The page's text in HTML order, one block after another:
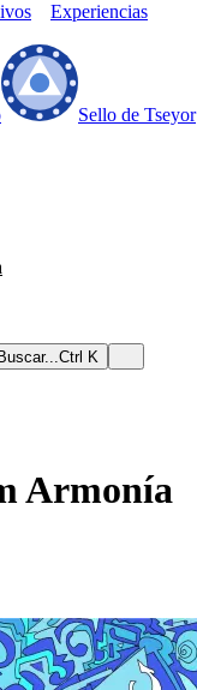
Experiencias
Sello de Tseyor
Buscar...Ctrl K
Armonía